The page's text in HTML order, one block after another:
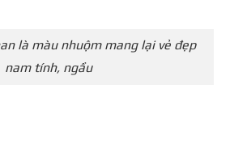
là màu nhuộm mang lại vẻ đẹp
nam tính, ngầu